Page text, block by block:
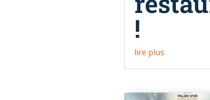
!
lire plus